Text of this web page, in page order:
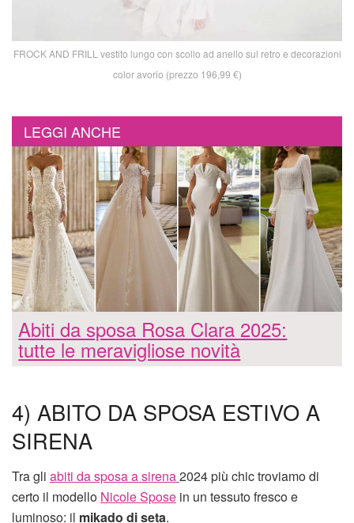
FROCK AND FRILL vestito lungo con scollo ad anello sul retro e decorazioni
color avorio (prezzo 196,99 €)
LEGGI ANCHE
Abiti da sposa Rosa Clara 2025:
tutte le meravigliose novità
4) ABITO DA SPOSA ESTIVO A
SIRENA
Tra gli abiti da sposa a sirena2024 più chic troviamo di
certo il modello Nicole Spose in un tessuto fresco e
luminoso: il mikado di seta.